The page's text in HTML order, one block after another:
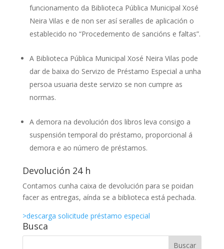
funcionamento da Biblioteca Pública Municipal Xosé
Neira Vilas e de non ser así seralles de aplicación o
establecido no “Procedemento de sancións e faltas”.
A Biblioteca Pública Municipal Xosé Neira Vilas pode
dar de baixa do Servizo de Préstamo Especial a unha
persoa usuaria deste servizo se non cumpre as
normas.
A demora na devolución dos libros leva consigo a
suspensión temporal do préstamo, proporcional á
demora e ao número de préstamos.
Devolución 24 h
Contamos cunha caixa de devolución para se poidan
facer as entregas, aínda se a biblioteca está pechada.
>descarga solicitude préstamo especial
Busca